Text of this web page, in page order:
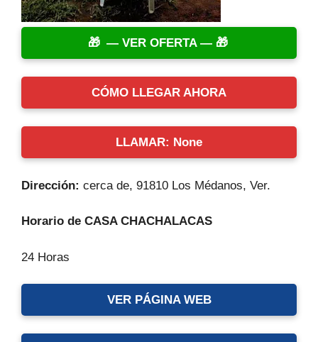
— VER OFERTA —
CÓMO LLEGAR AHORA
LLAMAR: None
Dirección: cerca de, 91810 Los Médanos, Ver.
Horario de CASA CHACHALACAS
24 Horas
VER PÁGINA WEB